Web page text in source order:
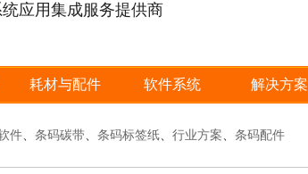
应用集成服务提供商
耗材与配件 软件系统 解决方案
件、 条码碳带、 条码标签纸、 行业方案、 条码配件